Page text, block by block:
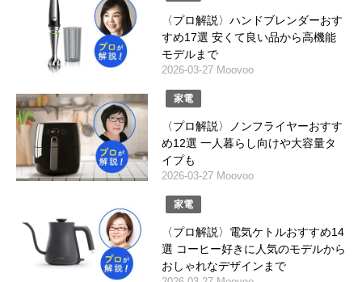
〈プロ解説〉ハンドブレンダーおす
すめ17選 安くて良い品から高機能
モデルまで
2026-03-27 Moovoo
家電
〈プロ解説〉ノンフライヤーおすす
め12選 一人暮らし向けや大容量タ
イプも
2026-03-27 Moovoo
家電
〈プロ解説〉電気ケトルおすすめ14
選 コーヒー好きに人気のモデルから
おしゃれなデザインまで